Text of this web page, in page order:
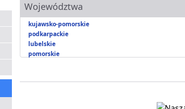
Województwa
kujawsko-pomorskie
podkarpackie
lubelskie
pomorskie